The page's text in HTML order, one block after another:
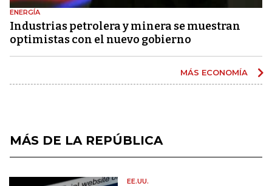
ENERGÍA
Industrias petrolera y minera se muestran
optimistas con el nuevo gobierno
MÁS ECONOMÍA
MÁS DE LA REPÚBLICA
EE.UU.